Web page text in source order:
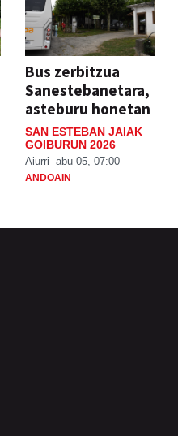
Bus zerbitzua
Sanestebanetara,
asteburu honetan
SAN ESTEBAN JAIAK
GOIBURUN 2026
Aiurri abu 05, 07:00
ANDOAIN